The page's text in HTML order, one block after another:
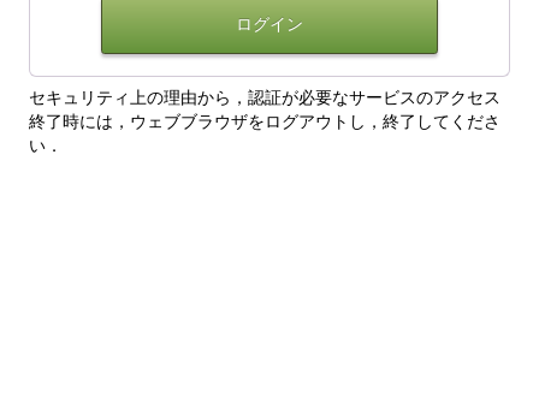
セキュリティ上の理由から，認証が必要なサービスのアクセス
終了時には，ウェブブラウザをログアウトし，終了してくださ
い．